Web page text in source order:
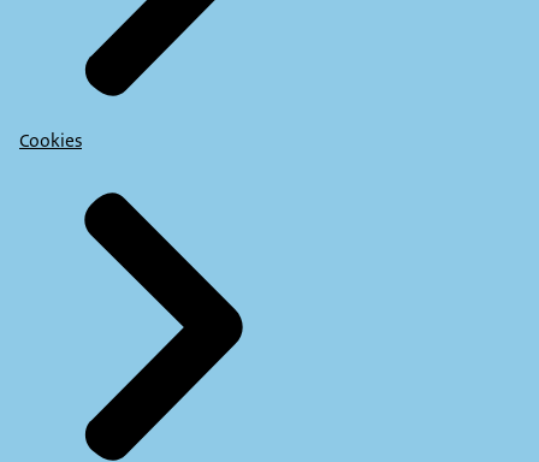
Cookies